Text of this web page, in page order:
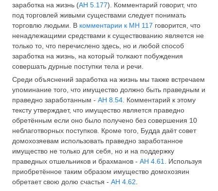
заработка на жизнь (АН 5.177). Комментарий говорит, что
под торговлей живыми существами следует понимать
торговлю людьми. В комментарии к МН 117 говорится, что
ненадлежащими средствами к существованию является не
только то, что перечислено здесь, но и любой способ
заработка на жизнь, на который толкают побуждения
совершать дурные поступки тела и речи.
Среди объяснений заработка на жизнь мы также встречаем
упоминание того, что имущество должно быть праведным и
праведно заработанным - АН 8.54 . Комментарий к этому
тексту утверждает, что имущество является праведно
обретённым если оно было получено без совершения 10
неблаготворных поступков. Кроме того, Будда даёт совет
домохозяевам использовать праведно заработанное
имущество не только для себя, но и на поддержку
праведных отшельников и брахманов - АН 4.61
. Используя
приобретённое таким образом имущество домохозяин
обретает свою долю счастья - АН 4.62